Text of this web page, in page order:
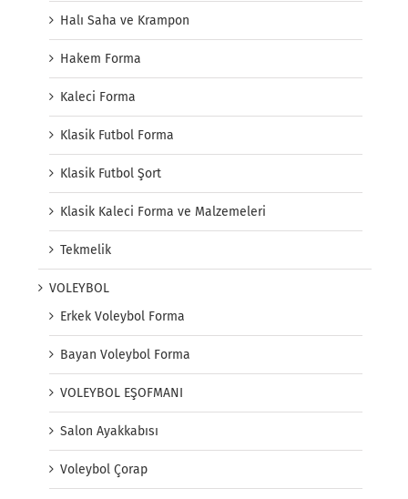
Halı Saha ve Krampon
Hakem Forma
Kaleci Forma
Klasik Futbol Forma
Klasik Futbol Şort
Klasik Kaleci Forma ve Malzemeleri
Tekmelik
VOLEYBOL
Erkek Voleybol Forma
Bayan Voleybol Forma
VOLEYBOL EŞOFMANI
Salon Ayakkabısı
Voleybol Çorap